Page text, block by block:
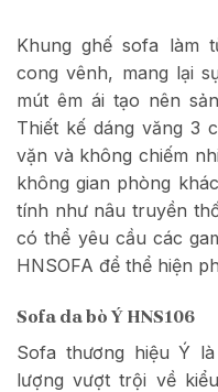
Khung ghế sofa làm
cong vênh, mang lại
mút êm ái tạo nên
Thiết kế dáng văng 3
vặn và không chiếm
không gian phòng
tính như nâu truyền
có thể yêu cầu các
HNSOFA để thể hiện
Sofa da bò Ý HNS106
Sofa thương hiệu Ý
lượng vượt trội về